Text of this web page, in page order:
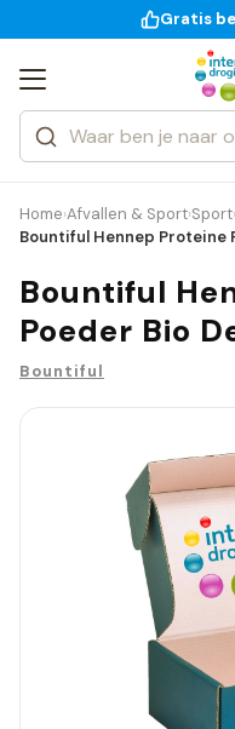
voor
Gratis14
Zoeken
Categorieën
Merken
Home›Afvallen & Sport›Sport›
Bountiful Hennep Proteine
Bountiful
Poeder Bio
Bountiful